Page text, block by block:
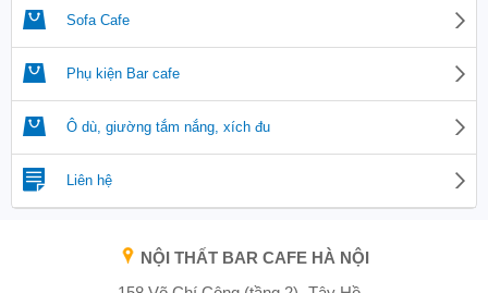
Sofa Cafe
Phụ kiện Bar cafe
Ô dù, giường tắm nắng, xích đu
Liên hệ
NỘI THẤT BAR CAFE HÀ NỘI